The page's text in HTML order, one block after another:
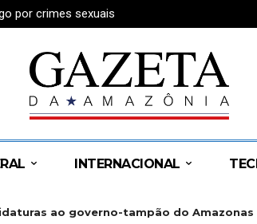
por crimes sexuais
INTERNACIONAL
ao governo-tampão do